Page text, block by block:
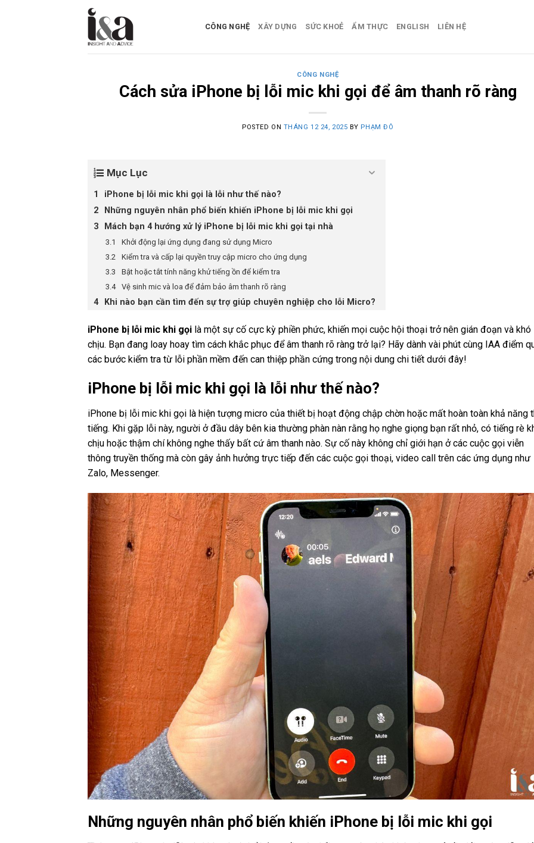
CÔNG NGHỆ XÂY DỰNG SỨC KHOẺ ẨM THỰC ENGLISH LIÊN HỆ
CÔNG NGHỆ
Cách sửa iPhone bị lỗi mic khi gọi để âm thanh rõ ràng
POSTED ON THÁNG 12 24, 2025 BY PHẠM ĐÔ
Mục Lục
iPhone bị lỗi mic khi gọi là lỗi như thế nào?
Những nguyên nhân phổ biến khiến iPhone bị lỗi mic khi gọi
Mách bạn 4 hướng xử lý iPhone bị lỗi mic khi gọi tại nhà
Khởi động lại ứng dụng đang sử dụng Micro
Kiểm tra và cấp lại quyền truy cập micro cho ứng dụng
Bật hoặc tắt tính năng khử tiếng ồn để kiểm tra
Vệ sinh mic và loa để đảm bảo âm thanh rõ ràng
Khi nào bạn cần tìm đến sự trợ giúp chuyên nghiệp cho lỗi Micro?
iPhone bị lỗi mic khi gọi là một sự cố cực kỳ phiền phức, khiến mọi cuộc hội thoại trở nên gián đoạn và khó
chịu. Bạn đang loay hoay tìm cách khắc phục để âm thanh rõ ràng trở lại? Hãy dành vài phút cùng IAA điểm
các bước kiểm tra từ lỗi phần mềm đến can thiệp phần cứng trong nội dung chi tiết dưới đây!
iPhone bị lỗi mic khi gọi là lỗi như thế nào?
iPhone bị lỗi mic khi gọi là hiện tượng micro của thiết bị hoạt động chập chờn hoặc mất hoàn toàn khả năng
tiếng. Khi gặp lỗi này, người ở đầu dây bên kia thường phàn nàn rằng họ nghe giọng bạn rất nhỏ, có tiếng rè
chịu hoặc thậm chí không nghe thấy bất cứ âm thanh nào. Sự cố này không chỉ giới hạn ở các cuộc gọi viễn
thông truyền thống mà còn gây ảnh hưởng trực tiếp đến các cuộc gọi thoại, video call trên các ứng dụng như
Zalo, Messenger.
Những nguyên nhân phổ biến khiến iPhone bị lỗi mic khi gọi